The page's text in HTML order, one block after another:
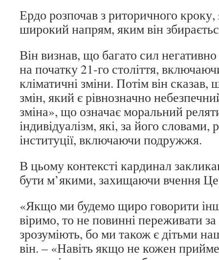
Ердо розпочав з риторичного кроку,
широкий напрям, яким він
Він визнав, що багато сил
на початку 21-го століття,
кліматичні зміни. Потім він
змін, який є рівнозначно
зміна», що означає моральний
індивідуалізм, які, за його словами,
інституції, включаючи подружжя.
В цьому контексті кардинал
бути м’якими, захищаючи вчення
«Якщо ми будемо щиро говорити
віримо, то не повинні переживати
зрозуміють, бо ми також є дітьми
він. – «Навіть якщо не кожен